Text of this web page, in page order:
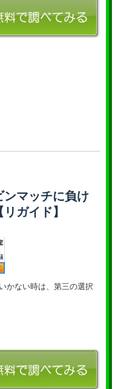
ンマッチに負け
ガイド】
かない時は、第三の選択